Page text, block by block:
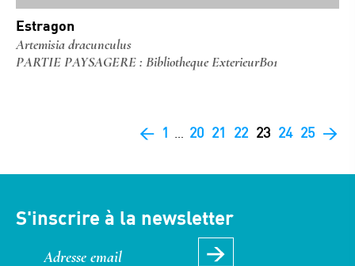
Estragon
Artemisia dracunculus
PARTIE PAYSAGERE : Bibliotheque ExterieurB01
< 1 20 21 22 23 24 25 >
S'inscrire à la newsletter